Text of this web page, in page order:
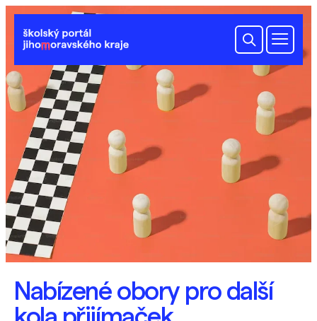
Školský portál
pro další
Přijímačky